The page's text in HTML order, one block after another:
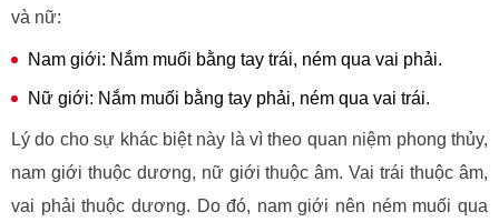
và nữ:
Nam giới: Nắm muối bằng tay trái, ném qua vai phải.
Nữ giới: Nắm muối bằng tay phải, ném qua vai trái.
Lý do cho sự khác biệt này là vì theo quan niệm phong thủy,
nam giới thuộc dương, nữ giới thuộc âm. Vai trái thuộc âm,
vai phải thuộc dương. Do đó, nam giới nên ném muối qua